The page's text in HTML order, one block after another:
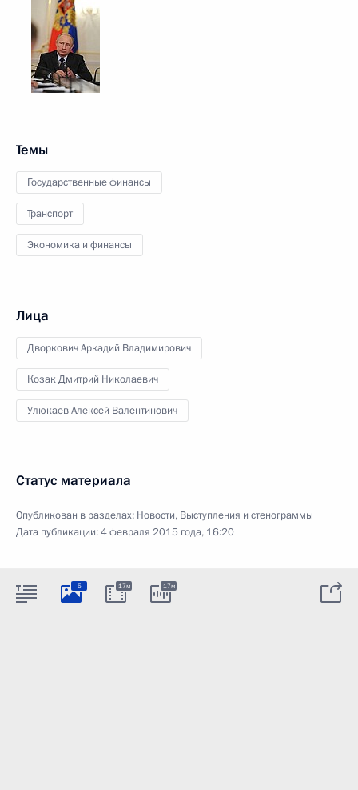
Темы
Государственные финансы
Транспорт
Экономика и финансы
Лица
Дворкович Аркадий Владимирович
Козак Дмитрий Николаевич
Улюкаев Алексей Валентинович
Статус материала
Опубликован в разделах: Новости, Выступления и стенограммы
Дата публикации:4 февраля 2015 года, 16:20
5 17м 17м